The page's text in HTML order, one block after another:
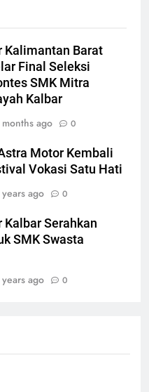
Kalimantan Barat
Final Seleksi
SMK Mitra
Kalbar
months ago 0
Motor Kembali
Vokasi Satu Hati
ago 0
Serahkan
SMK Swasta
ago 0